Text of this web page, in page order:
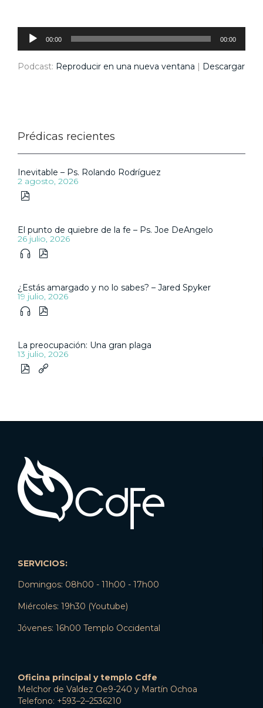
Reproductor
audio 00:00 00:00
Podcast: Reproducir en una nueva ventana | Descargar
Prédicas recientes
Inevitable – Ps. Rolando Rodríguez
2 agosto, 2026

El punto de quiebre de la fe – Ps. Joe DeAngelo
26 julio, 2026
 
¿Estás amargado y no lo sabes? – Jared Spyker
19 julio, 2026
 
La preocupación: Una gran plaga
13 julio, 2026
 
SERVICIOS:
Domingos: 08h00 - 11h00 - 17h00
Miércoles: 19h30 (Youtube)
Jóvenes: 16h00 Templo Occidental
Oficina principal y templo Cdfe
Melchor de Valdez Oe9-240 y Martín Ochoa
Telefono: +593–2–2536210